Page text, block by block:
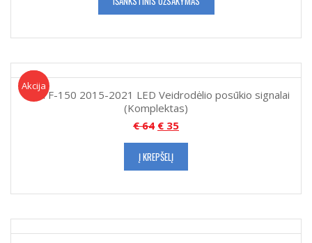
Akcija
Akcija!
Ford F-150 2015-2021 LED Veidrodėlio posūkio signalai
(Komplektas)
€64 € 35
Į KREPŠELĮ